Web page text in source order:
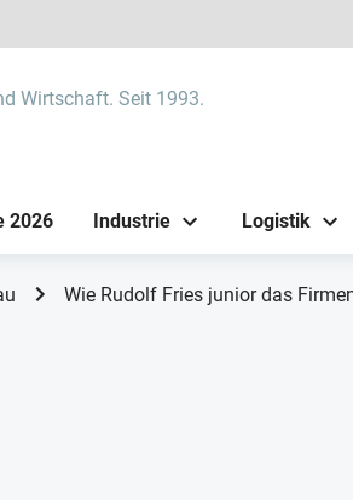
Wirtschaft. Seit 1993.
2026 Industrie Logistik
Wie Rudolf Fries junior das